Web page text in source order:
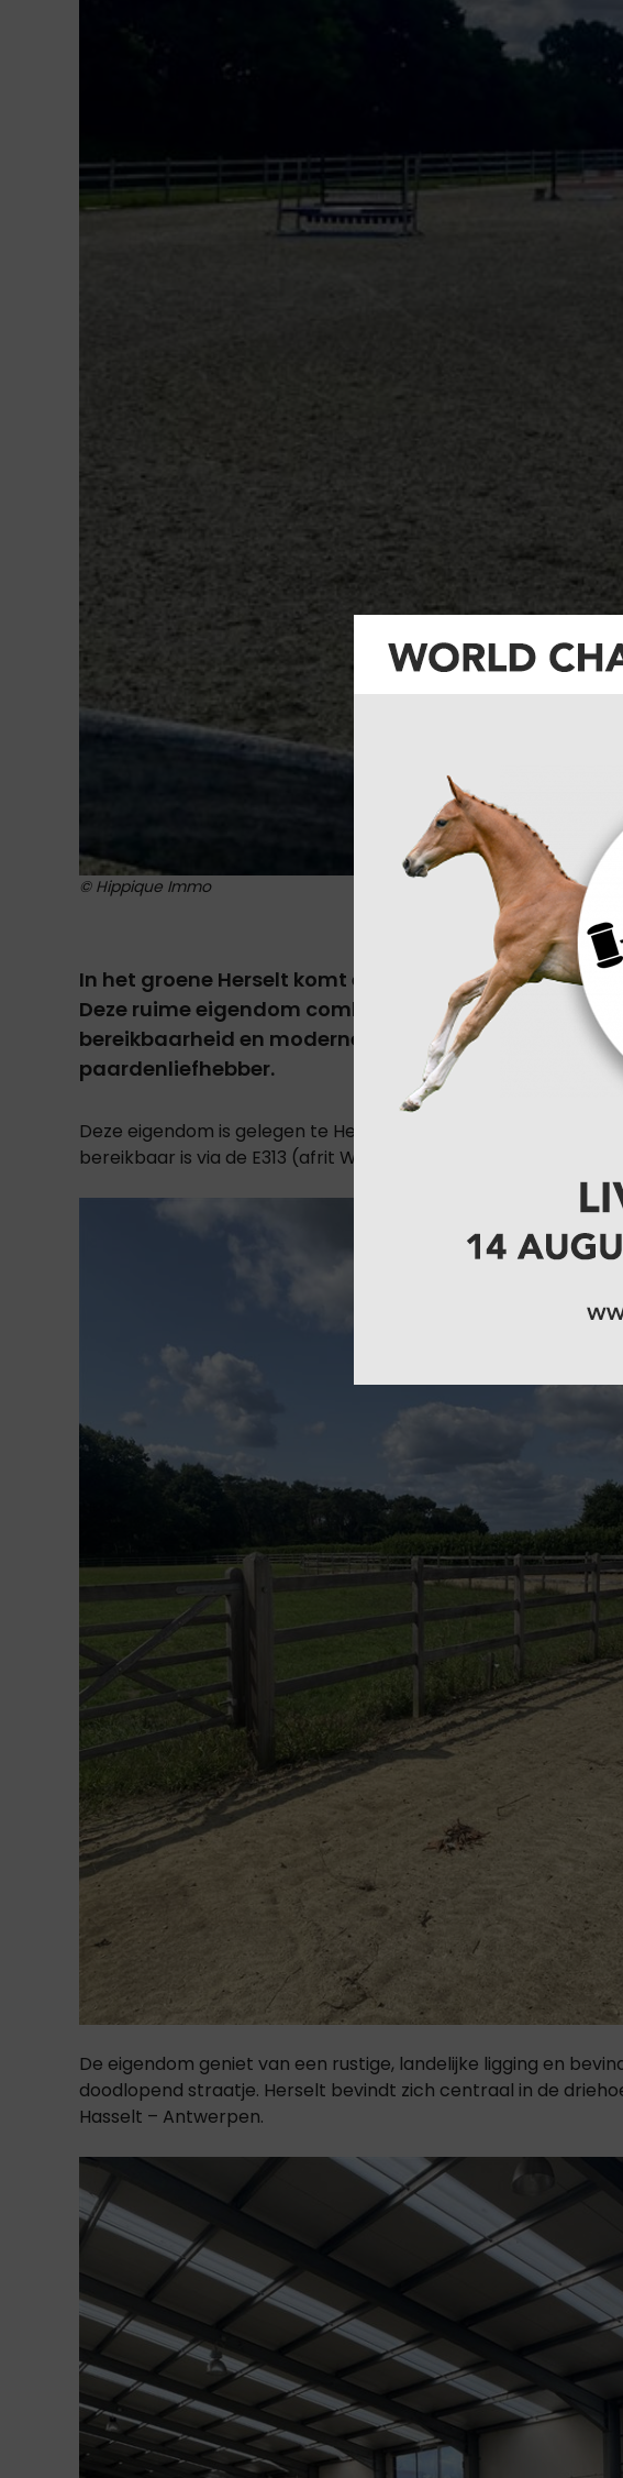
© Hippique Immo
In het groene Herselt komt een uitzonderlijke
Deze ruime eigendom combineert een idyllische,
bereikbaarheid en moderne infrastructuur voor de
paardenliefhebber.
Deze eigendom is gelegen te Herselt, dat zich in het hart van
bereikbaar is via de E313 (afrit Westerlo) en de N19 richting
De eigendom geniet van een rustige, landelijke ligging en
doodlopend straatje. Herselt bevindt zich centraal in de
Hasselt – Antwerpen.